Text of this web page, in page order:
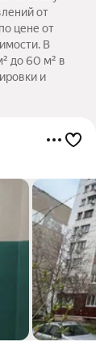
от
цене от
В
до 60 м² в
и